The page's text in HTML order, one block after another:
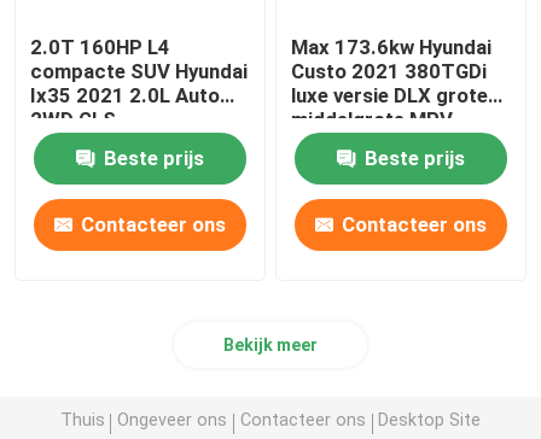
2.0T 160HP L4
compacte SUV Hyundai
Ix35 2021 2.0L Auto
2WD GLS
Toonaangevende versie
Beste prijs
Contacteer ons
Max 173.6kw Hyundai
Custo 2021 380TGDi
luxe versie DLX grote
middelgrote MPV
Beste prijs
Contacteer ons
Bekijk meer
Thuis Ongeveer ons Contacteer ons Desktop Site